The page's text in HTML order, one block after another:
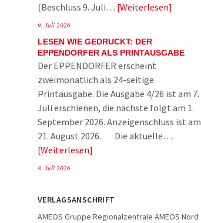
(Beschluss 9. Juli… Weiterlesen
9. Juli 2026
LESEN WIE GEDRUCKT: DER
EPPENDORFER ALS PRINTAUSGABE
Der EPPENDORFER erscheint
zweimonatlich als 24-seitige
Printausgabe. Die Ausgabe 4/26 ist am 7.
Juli erschienen, die nächste folgt am 1.
September 2026. Anzeigenschluss ist am
21. August 2026. Die aktuelle…
Weiterlesen
8. Juli 2026
VERLAGSANSCHRIFT
AMEOS Gruppe Regionalzentrale AMEOS Nord